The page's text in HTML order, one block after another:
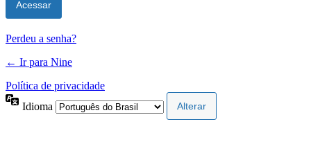
Perdeu a senha?
← Ir para Nine
Política de privacidade
Idioma